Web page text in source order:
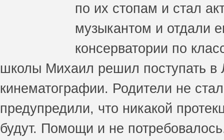
по их стопам и стал
музыкантом и отдали
консерватории по
школы Михаил решил поступать в
кинематографии. Родители не
предупредили, что никакой
будут. Помощи и не